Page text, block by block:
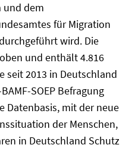
und dem
für Migration
wird. Die
und enthält 4.816
seit 2013 in Deutschland
SOEP Befragung
Datenbasis, mit der neue
der Menschen,
in Deutschland Schutz